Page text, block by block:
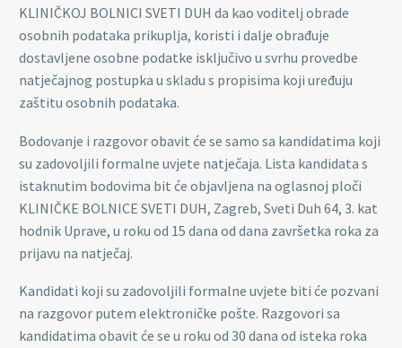
KLINIČKOJ BOLNICI SVETI DUH da kao voditelj obrade
osobnih podataka prikuplja, koristi i dalje obrađuje
dostavljene osobne podatke isključivo u svrhu provedbe
natječajnog postupka u skladu s propisima koji uređuju
zaštitu osobnih podataka.
Bodovanje i razgovor obavit će se samo sa kandidatima koji
su zadovoljili formalne uvjete natječaja. Lista kandidata s
istaknutim bodovima bit će objavljena na oglasnoj ploči
KLINIČKE BOLNICE SVETI DUH, Zagreb, Sveti Duh 64, 3. kat
hodnik Uprave, u roku od 15 dana od dana završetka roka za
prijavu na natječaj.
Kandidati koji su zadovoljili formalne uvjete biti će pozvani
na razgovor putem elektroničke pošte. Razgovori sa
kandidatima obavit će se u roku od 30 dana od isteka roka